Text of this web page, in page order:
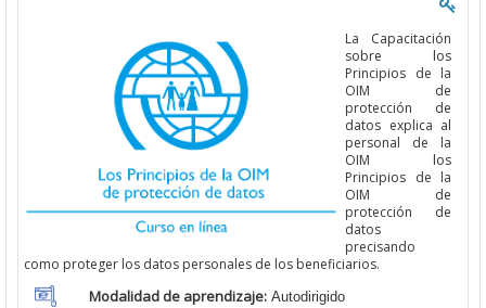
La Capacitación
sobre los
Principios de la
OIM de
protección de
datos explica al
personal de la
OIM los
Principios de la
OIM de
protección de
datos
precisando
como proteger los datos personales de los beneficiarios.
Modalidad de aprendizaje: Autodirigido